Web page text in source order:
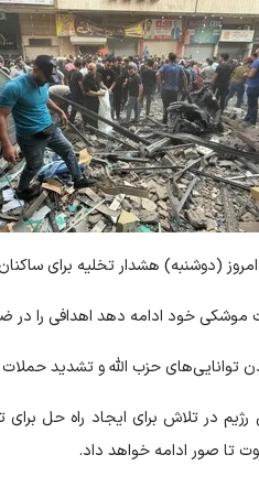
(دوشنبه) هشدار تخلیه برای
موشکی خود ادامه دهد اهدافی را
توانایی‌های حزب الله و تشدید
در تلاش برای ایجاد راه حل
تا صور ادامه خواهد داد.